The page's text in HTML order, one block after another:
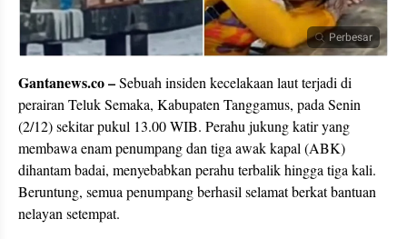
Perbesar
Gantanews.co –Sebuah insiden kecelakaan laut terjadi di
perairan Teluk Semaka, Kabupaten Tanggamus, pada Senin
(2/12) sekitar pukul 13.00 WIB. Perahu jukung katir yang
membawa enam penumpang dan tiga awak kapal (ABK)
dihantam badai, menyebabkan perahu terbalik hingga tiga kali.
Beruntung, semua penumpang berhasil selamat berkat bantuan
nelayan setempat.